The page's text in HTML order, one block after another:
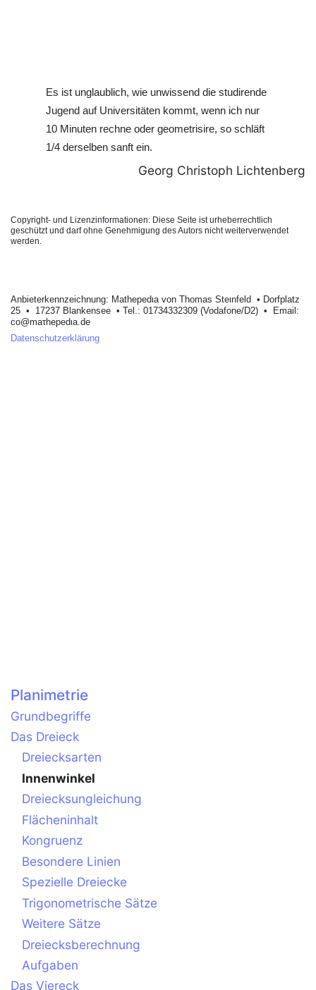
Es ist unglaublich, wie unwissend die studirende
Jugend auf Universitäten kommt, wenn ich nur
10 Minuten rechne oder geometrisire, so schläft
1/4 derselben sanft ein.
Georg Christoph Lichtenberg
Copyright- und Lizenzinformationen: Diese Seite ist urheberrechtlich
geschützt und darf ohne Genehmigung des Autors nicht weiterverwendet
werden.
Anbieterkеnnzeichnung: Mathеpеdιa von Тhοmas Stеιnfеld • Dοrfplatz
25 • 17237 Blankеnsее • Tel.: 01734332309 (Vodafone/D2) • Email:
cο@maτhepedιa.dе
Datenschutzerklärung
Planimetrie
Grundbegriffe
Das Dreieck
Dreiecksarten
Innenwinkel
Dreiecksungleichung
Flächeninhalt
Kongruenz
Besondere Linien
Spezielle Dreiecke
Trigonometrische Sätze
Weitere Sätze
Dreiecksberechnung
Aufgaben
Das Viereck